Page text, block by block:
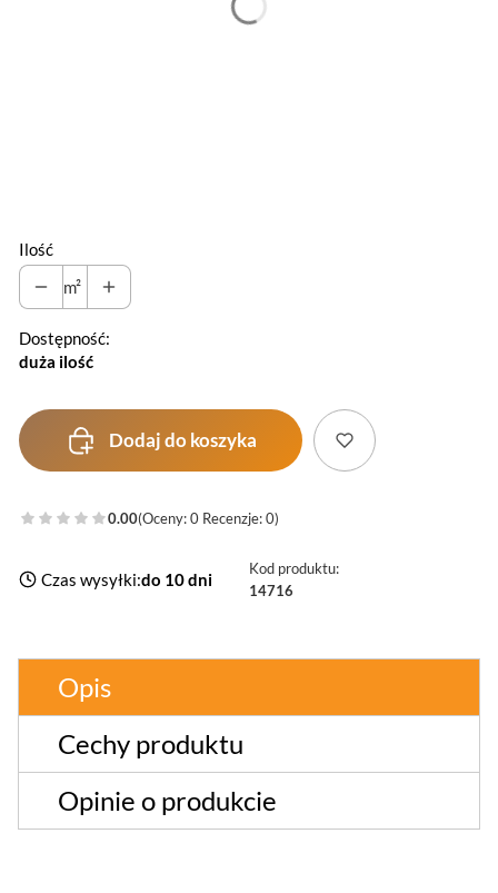
Ilość
m²
Dostępność:
duża ilość
Dodaj do koszyka
0.00(Oceny: 0 Recenzje: 0)
Czas wysyłki:do 10 dni
Kod produktu:
14716
Opis
Cechy produktu
Opinie o produkcie